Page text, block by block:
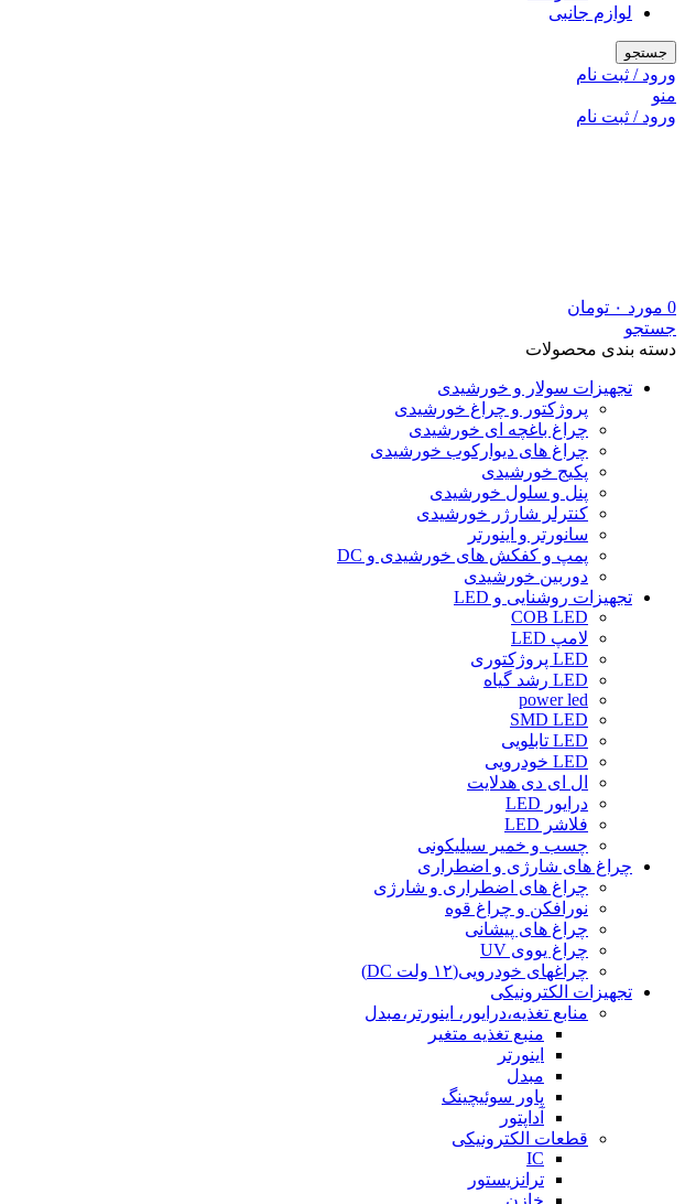
لوازم جانبی
جستجو
ورود / ثبت نام
منو
ورود / ثبت نام
0 مورد ۰ تومان
جستجو
دسته بندی محصولات
تجهیزات سولار و خورشیدی
پروژکتور و چراغ خورشیدی
چراغ باغچه ای خورشیدی
چراغ های دیوارکوب خورشیدی
پکیج خورشیدی
پنل و سلول خورشیدی
کنترلر شارژر خورشیدی
سانورتر و اینورتر
پمپ و کفکش های خورشیدی و DC
دوربین خورشیدی
تجهیزات روشنایی و LED
COB LED
لامپ LED
LED پروژکتوری
LED رشد گیاه
power led
SMD LED
LED تابلویی
LED خودرویی
ال ای دی هدلایت
درایور LED
فلاشر LED
چسب و خمیر سیلیکونی
چراغ های شارژی و اضطراری
چراغ های اضطراری و شارژی
نورافکن و چراغ قوه
چراغ های پیشانی
چراغ یووی UV
چراغهای خودرویی(۱۲ ولت DC)
تجهیزات الکترونیکی
منابع تغذیه،درایور، اینورتر،مبدل
منبع تغذیه متغیر
اینورتر
مبدل
پاور سوئیچینگ
آداپتور
قطعات الکترونیکی
IC
ترانزیستور
خازن